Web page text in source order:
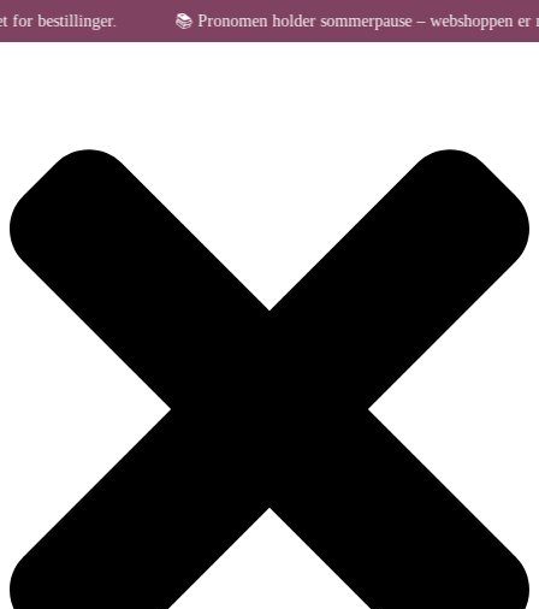
Administrer samtykke til cookies
bestillinger. 📚 Pronomen holder sommerpause – webshoppen er